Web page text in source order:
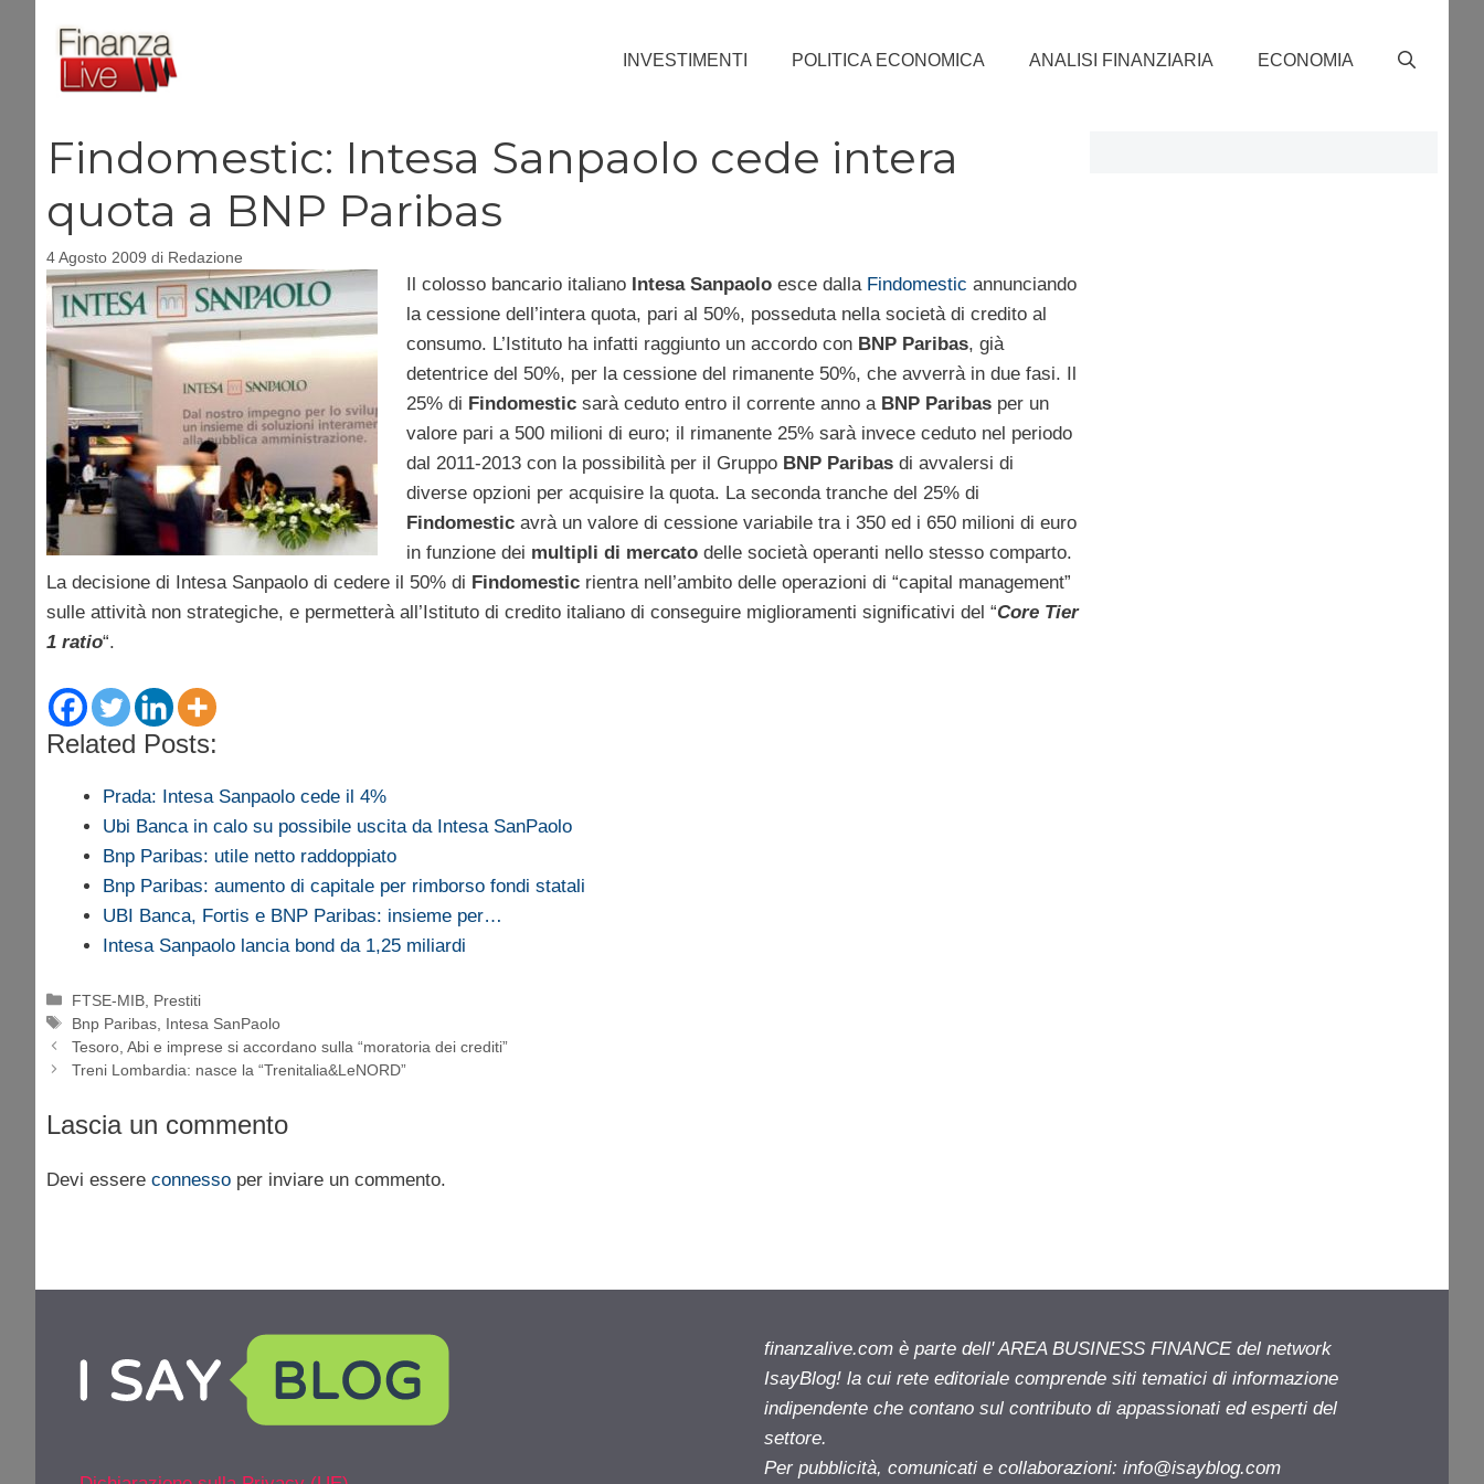
contenuto
INVESTIMENTI POLITICA ECONOMICA ANALISI FINANZIARIA ECONOMIA
Findomestic: Intesa Sanpaolo cede intera
quota a BNP Paribas
4 Agosto 2009 di Redazione
Il colosso bancario italiano Intesa Sanpaoloesce dalla Findomestic annunciando
la cessione dell’intera quota, pari al 50%, posseduta nella società di credito al
consumo. L’Istituto ha infatti raggiunto un accordo con BNP Paribas, già
detentrice del 50%, per la cessione del rimanente 50%, che avverrà in due fasi. Il
25% di Findomesticsarà ceduto entro il corrente anno a BNP Paribasper un
valore pari a 500 milioni di euro; il rimanente 25% sarà invece ceduto nel periodo
dal 2011-2013 con la possibilità per il Gruppo BNP Paribasdi avvalersi di
diverse opzioni per acquisire la quota. La seconda tranche del 25% di
Findomesticavrà un valore di cessione variabile tra i 350 ed i 650 milioni di euro
in funzione dei multipli di mercatodelle società operanti nello stesso comparto.
La decisione di Intesa Sanpaolo di cedere il 50% di Findomestic rientra nell’ambito delle operazioni di “capital management”
sulle attività non strategiche, e permetterà all’Istituto di credito italiano di conseguire miglioramenti significativi del “Core Tier
1 ratio“.
Related Posts:
Prada: Intesa Sanpaolo cede il 4%
Ubi Banca in calo su possibile uscita da Intesa SanPaolo
Bnp Paribas: utile netto raddoppiato
Bnp Paribas: aumento di capitale per rimborso fondi statali
UBI Banca, Fortis e BNP Paribas: insieme per…
Intesa Sanpaolo lancia bond da 1,25 miliardi
Categorie
FTSE-MIB Prestiti
Tag
Bnp Paribas Intesa SanPaolo
Tesoro, Abi e imprese si accordano sulla “moratoria dei crediti”
Treni Lombardia: nasce la “Trenitalia&LeNORD”
Lascia un commento
Devi essere connesso per inviare un commento.
finanzalive.com è parte dell' AREA BUSINESS FINANCE del network
IsayBlog! la cui rete editoriale comprende siti tematici di informazione
indipendente che contano sul contributo di appassionati ed esperti del
settore.
Per pubblicità, comunicati e collaborazioni: info@isayblog.com